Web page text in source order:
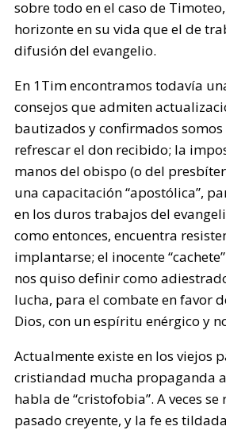
sobre todo en el caso de
horizonte en su vida que el de
difusión del evangelio.
En 1Tim encontramos todavía
consejos que admiten
bautizados y confirmados
refrescar el don recibido; la
manos del obispo (o del
una capacitación “apostólica”,
en los duros trabajos del
como entonces, encuentra
implantarse; el inocente
nos quiso definir como
lucha, para el combate en favor
Dios, con un espíritu enérgico y
Actualmente existe en los viejos
cristiandad mucha propaganda
habla de “cristofobia”. A veces se
pasado creyente, y la fe es